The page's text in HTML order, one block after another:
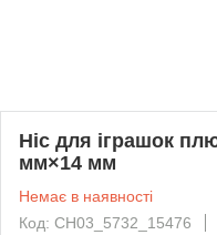
Ніс для іграшок
мм×14 мм
Немає в наявності
Код: CH03_5732_15476